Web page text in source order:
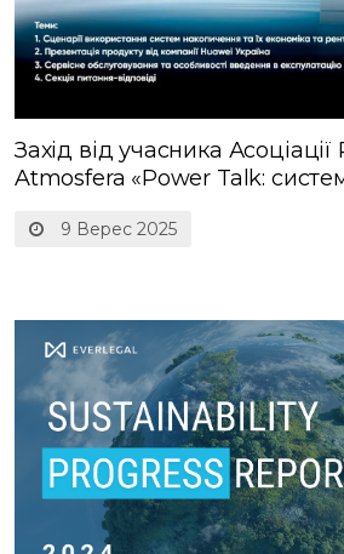
9 Верес 2025
Захід від учасника Асоціації
Atmosfera «Power Talk: